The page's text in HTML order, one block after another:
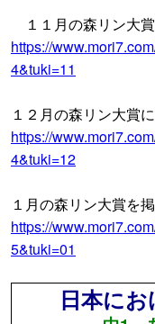
１１月の森リン大賞
https://
4&tuki=11
１２月の森リン大賞
https://
4&tuki=12
１月の森リン大賞を
https://
5&tuki=01
日本に